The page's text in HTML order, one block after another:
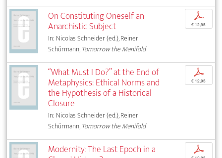
On Constituting Oneself an
Anarchistic Subject
In: Nicolas Schneider (ed.), Reiner
Schürmann,Tomorrow the Manifold
p
€ 12,95
“What Must I Do?” at the End of
Metaphysics: Ethical Norms and
the Hypothesis of a Historical
Closure
In: Nicolas Schneider (ed.), Reiner
Schürmann,Tomorrow the Manifold
p
€ 12,95
Modernity: The Last Epoch in a p